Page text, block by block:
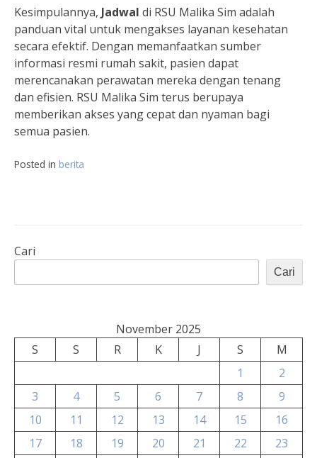
Kesimpulannya, Jadwal di RSU Malika Sim adalah
panduan vital untuk mengakses layanan kesehatan
secara efektif. Dengan memanfaatkan sumber
informasi resmi rumah sakit, pasien dapat
merencanakan perawatan mereka dengan tenang
dan efisien. RSU Malika Sim terus berupaya
memberikan akses yang cepat dan nyaman bagi
semua pasien.
Posted in berita
Cari
Cari
November 2025
S
S R K J S
M
1
2
3
4 5 6 7 8
9
10
11 12 13 14 15
16
17
18 19 20 21 22
23